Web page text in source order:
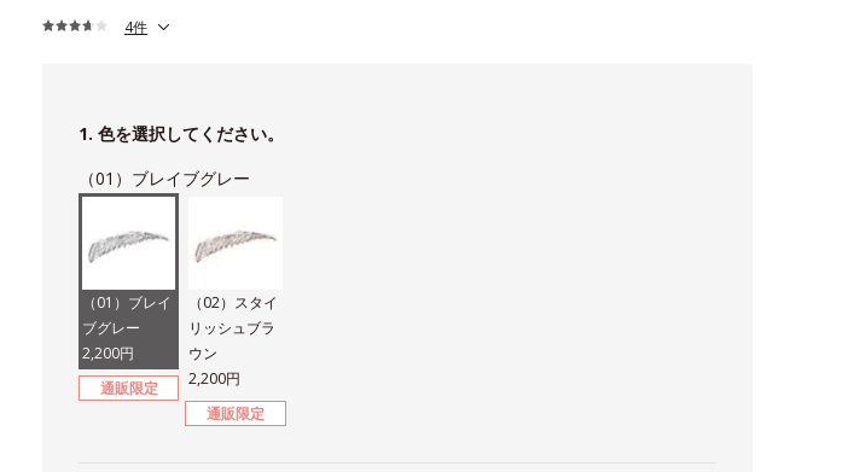
4件
1. 色を選択してください。
（01）ブレイブグレー
（01）ブレイ
ブグレー
2,200円
通販限定
（02）スタイ
リッシュブラ
ウン
2,200円
通販限定